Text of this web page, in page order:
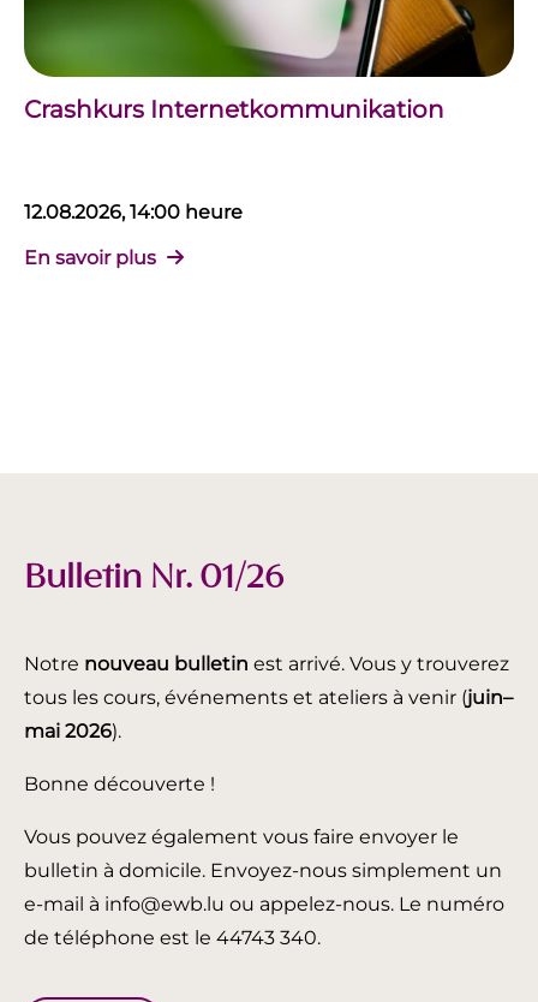
Crashkurs Internetkommunikation
12.08.2026, 14:00 heure
En savoir plus
Bulletin Nr. 01/26
Notre nouveau bulletin est arrivé. Vous y trouverez
tous les cours, événements et ateliers à venir (juin–
mai 2026).
Bonne découverte !
Vous pouvez également vous faire envoyer le
bulletin à domicile. Envoyez-nous simplement un
e-mail à info@ewb.lu ou appelez-nous. Le numéro
de téléphone est le 44743 340.